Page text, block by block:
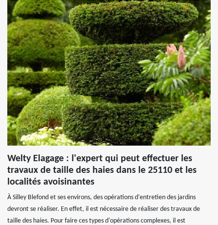
Welty Elagage : l'expert qui peut effectuer les
travaux de taille des haies dans le 25110 et les
localités avoisinantes
À Silley Blefond et ses environs, des opérations d'entretien des jardins
devront se réaliser. En effet, il est nécessaire de réaliser des travaux de
taille des haies. Pour faire ces types d'opérations complexes, il est